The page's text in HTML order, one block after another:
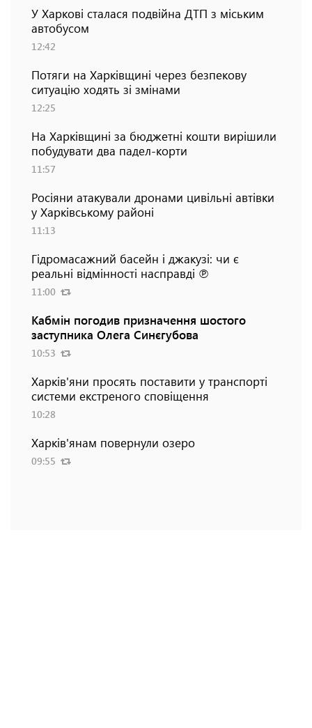
У Харкові сталася подвійна ДТП з міським
автобусом
12:42
Потяги на Харківщині через безпекову
ситуацію ходять зі змінами
12:25
На Харківщині за бюджетні кошти вирішили
побудувати два падел-корти
11:57
Росіяни атакували дронами цивільні автівки
у Харківському районі
11:13
Гідромасажний басейн і джакузі: чи є
реальні відмінності насправді ℗
11:00
Кабмін погодив призначення шостого
заступника Олега Синєгубова
10:53
Харків'яни просять поставити у транспорті
системи екстреного сповіщення
10:28
Харків'янам повернули озеро
09:55